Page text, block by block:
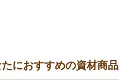
におすすめの資材商品